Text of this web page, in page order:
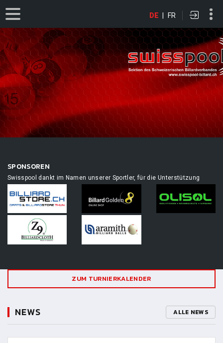
DE | FR
SPONSOREN
Swisspool dankt im Namen unserer Sportler, für die Unterstützung
ZUM TURNIERKALENDER
NEWS ALLE NEWS